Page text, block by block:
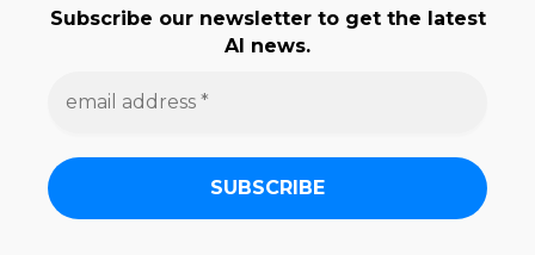
Subscribe our newsletter to get the latest
AI news.
a
d